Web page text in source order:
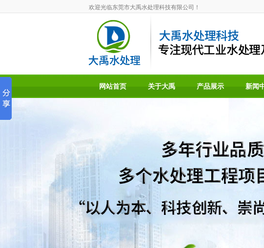
欢迎光临东莞市大禹水处理科技有限公司！
网站首页 关于大禹 产品展示 新闻